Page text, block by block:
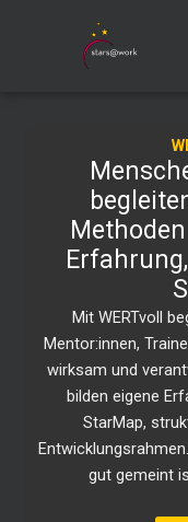
Mit WERTvoll
Mentor:innen,
wirksam und
bilden eigene
StarMap,
gut gemeint